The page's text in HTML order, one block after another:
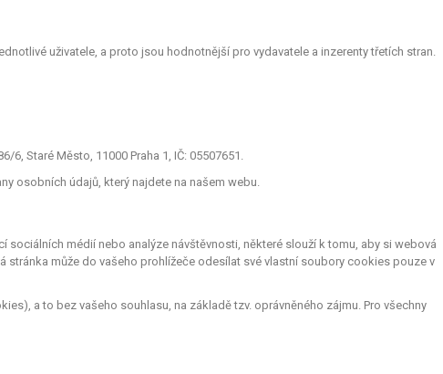
uživatele, a proto jsou hodnotnější pro vydavatele a inzerenty třetích stran.
Staré Město, 11000 Praha 1, IČ: 05507651.
osobních údajů, který najdete na našem webu.
médií nebo analýze návštěvnosti, některé slouží k tomu, aby si webová
může do vašeho prohlížeče odesílat své vlastní soubory cookies pouze v
a to bez vašeho souhlasu, na základě tzv. oprávněného zájmu. Pro všechny